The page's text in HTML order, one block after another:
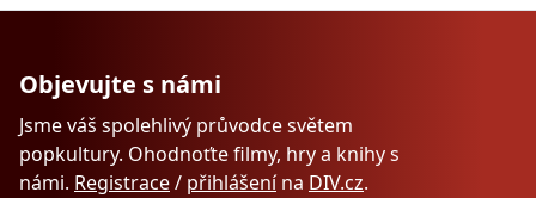
Objevujte s námi
Jsme váš spolehlivý průvodce světem
popkultury. Ohodnoťte filmy, hry a knihy s
námi. Registrace/ přihlášenína DIV.cz.